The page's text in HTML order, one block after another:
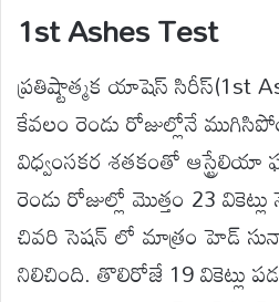
1st Ashes Test
ప్రతిష్టాత్మక యాషెస్ సిరీస్(1st
కేవలం రెండు రోజుల్లోనే
విధ్వంసకర శతకంతో
రెండు రోజుల్లో మొత్తం 23
చివరి సెషన్ లో మాత్రం హెడ్
నిలిచింది. తొలిరోజే 19 వికెట్లు